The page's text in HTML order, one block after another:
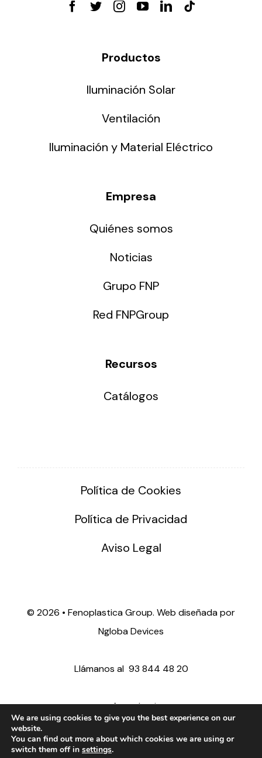
Productos
Iluminación Solar
Ventilación
Iluminación y Material Eléctrico
Empresa
Quiénes somos
Noticias
Grupo FNP
Red FNPGroup
Recursos
Catálogos
Política de Cookies
Política de Privacidad
Aviso Legal
© 2026 • Fenoplastica Group. Web diseñada por
Ngloba Devices
Llámanos al 93 844 48 20
ventas@fenoplastica.com
export@fenoplastica.com
We are using cookies to give you the best experience on our
website.
You can find out more about which cookies we are using or
switch them off in settings.